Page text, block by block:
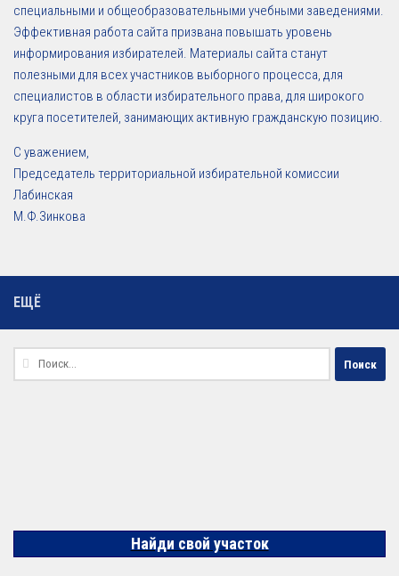
специальными и общеобразовательными учебными заведениями.
Эффективная работа сайта призвана повышать уровень
информирования избирателей. Материалы сайта станут
полезными для всех участников выборного процесса, для
специалистов в области избирательного права, для широкого
круга посетителей, занимающих активную гражданскую позицию.
С уважением,
Председатель территориальной избирательной комиссии
Лабинская
М.Ф.Зинкова
ЕЩЁ
Найти:
Найди свой участок